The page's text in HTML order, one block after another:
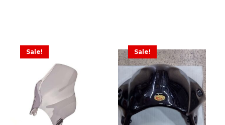
Sale! Sale!